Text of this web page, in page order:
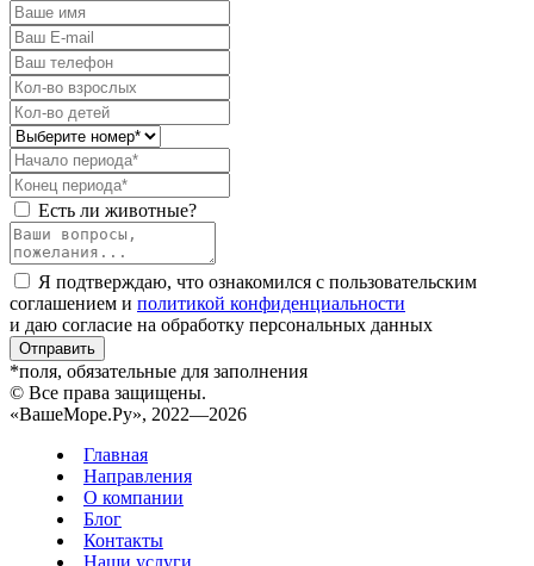
Есть ли животные?
Я подтверждаю, что ознакомился с пользовательским
соглашением и политикой конфиденциальности
и даю согласие на обработку персональных данных
Отправить
*поля, обязательные для заполнения
© Все права защищены.
«ВашеМоре.Ру», 2022—2026
Главная
Направления
О компании
Блог
Контакты
Наши услуги